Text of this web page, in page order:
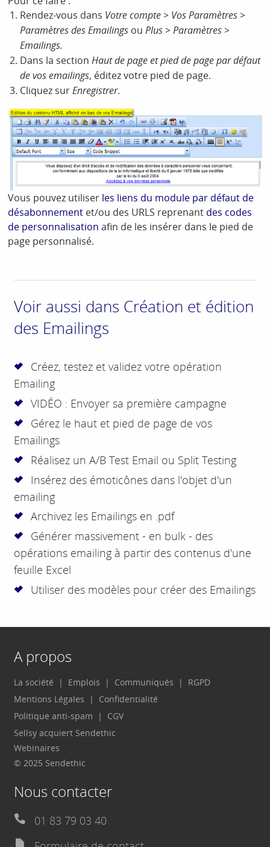
Rendez-vous dans Votre compte > Vos Paramètres >
Paramètres des Emailings ouPlus > Paramètres >
Emailings.
Dans la sectionHaut de page et pied de page par défaut
de vos emailings, éditez votre pied de page.
Cliquez surEnregistrer.
Vous pouvez utiliser les liens du module par défaut de
désabonnement et/ou des URLS reprenant des codes
de personnalisation afin de les insérer dans le pied de
page personnalisé.
Voir aussi dans Création et édition
des Emailings
Créez, testez et validez votre opération
Emailing
VIDÉO : Envoyer sa première campagne
Gérez le haut et pied de page de vos
Emailings
Réalisez un A/B Test Email ou Split Testing
Insérez des émoticônes dans l'objet d'un
emailing
Archivez les Emailings en .pdf
Générer massivement - en bulk - des
opérations emailing à partir des contenus d'une
feuille Excel
Utiliser des modèles pour créer des Emailings
A propos
La société Emplois Communiqués
RGPD
Mentions Légales
Confidentialité
Politique anti-spam
CGV
Sellsy acquiert Sendethic
Webinaires
© 2025 Sendethic
Nous contacter
01 83 79 03 40